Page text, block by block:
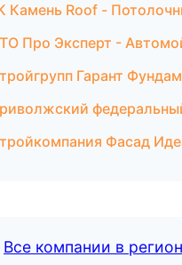
Камень Roof -
Про Эксперт -
Гарант
Фасад
Все компании в